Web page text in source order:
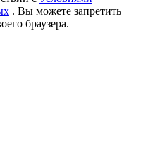
. Вы можете запретить
браузера.